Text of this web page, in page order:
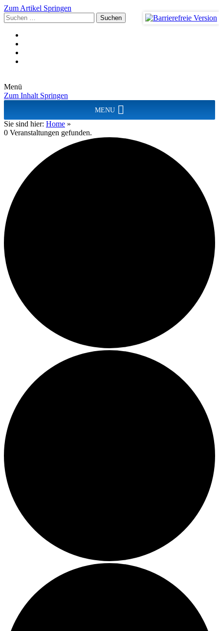
Zum Artikel Springen
Suchen
nach:
Menü
Zum Inhalt Springen
MENU
Sie sind hier: Home »
0 Veranstaltungen gefunden.